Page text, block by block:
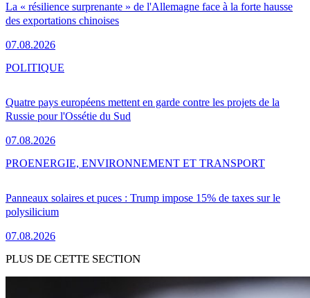
La « résilience surprenante » de l'Allemagne face à la forte hausse
des exportations chinoises
07.08.2026
Quatre pays européens mettent en garde contre les projets de la
Russie pour l'Ossétie du Sud
07.08.2026
POLITIQUE
Panneaux solaires et puces : Trump impose 15% de taxes sur le
polysilicium
07.08.2026
PROENERGIE, ENVIRONNEMENT ET TRANSPORT
PLUS DE CETTE SECTION